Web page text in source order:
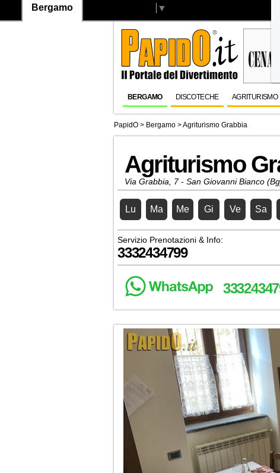
Bergamo ▼
BERGAMO DISCOTECHE AGRITURISMO
PapidO > Bergamo >Agriturismo Grabbia
Agriturismo
Via Grabbia, 7 - San Giovanni Bianco
Lu Ma Me Gi Ve Sa
Servizio Prenotazioni & Info:
3332434799